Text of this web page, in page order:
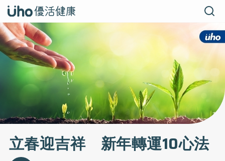
立春迎吉祥 新年轉運10心法